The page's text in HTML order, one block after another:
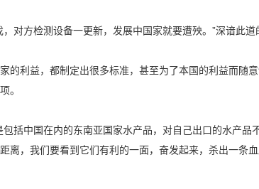
方检测设备一更新，发展中国家就要遭殃。”深谙此道
利益，都制定出很多标准，甚至为了本国的利益而随
。
中国在内的东南亚国家水产品，对自己出口的水产品
离，我们要看到它们有利的一面，奋发起来，杀出一条